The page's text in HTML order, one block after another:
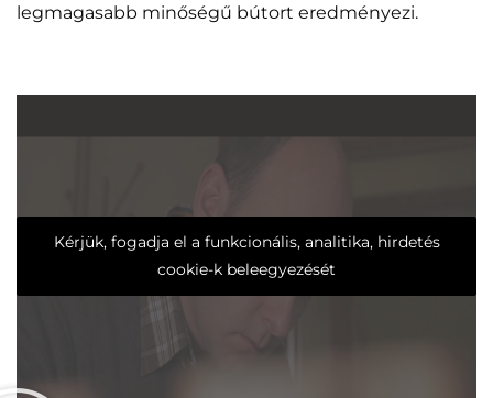
legmagasabb minőségű bútort eredményezi.
Kérjük, fogadja el a funkcionális, analitika, hirdetés
cookie-k beleegyezését